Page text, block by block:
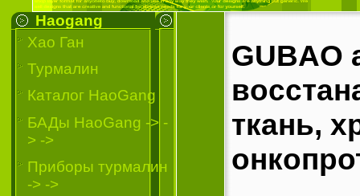
Haogang
Хао Ган
Турмалин
Каталог HaoGang
БАДы HaoGang -> -
> ->
Приборы турмалин
-> ->
GUBAO
ткань,